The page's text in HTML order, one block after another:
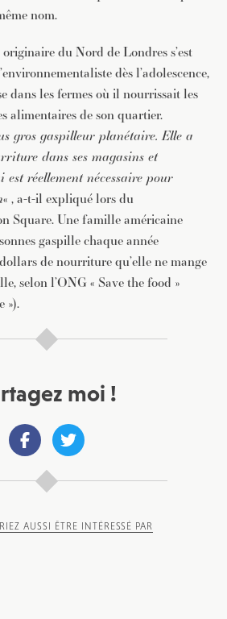
nom.
du Nord de Londres s’est
dès l’adolescence,
dans les fermes où il nourrissait les
alimentaires de son quartier.
gros gaspilleur planétaire. Elle a
dans ses magasins et
est réellement nécessaire pour
« , a-t-il expliqué lors du
Square. Une famille américaine
gaspille chaque année
de nourriture qu’elle ne mange
selon l’ONG « Save the food »
»).
moi !
AUSSI ÊTRE INTÉRESSÉ PAR